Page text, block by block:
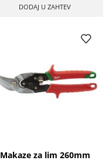
DODAJ U ZAHTEV
Makaze za lim 260mm